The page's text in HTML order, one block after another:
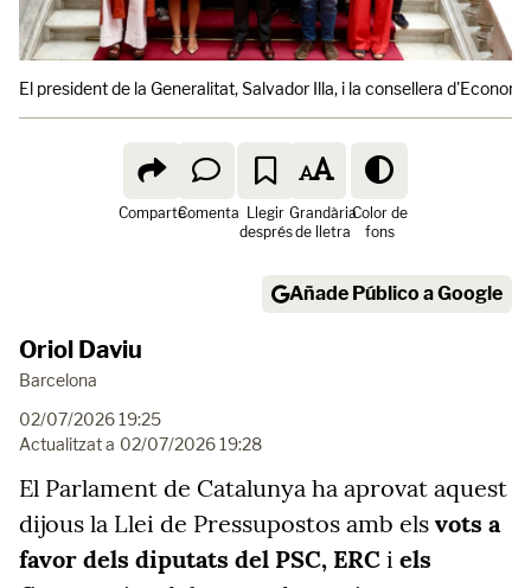
El president de la Generalitat, Salvador Illa, i la consellera
ComparteComenta Llegir
després
Grandària
de lletra
Color de
fons
Añade Público a Google
Oriol Daviu
Barcelona
02/07/2026 19:25
Actualitzat a 02/07/2026 19:28
El Parlament de Catalunya ha aprovat aquest
dijous la Llei de Pressupostos amb els vots a
favor dels diputats del PSC, ERC i els